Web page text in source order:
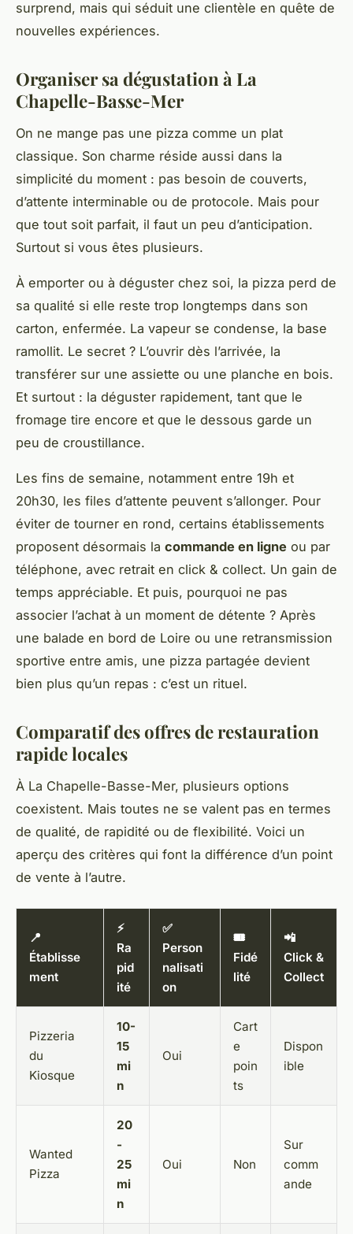
surprend, mais qui séduit une clientèle en quête de
nouvelles expériences.
Organiser sa dégustation à La
Chapelle-Basse-Mer
On ne mange pas une pizza comme un plat
classique. Son charme réside aussi dans la
simplicité du moment : pas besoin de couverts,
d’attente interminable ou de protocole. Mais pour
que tout soit parfait, il faut un peu d’anticipation.
Surtout si vous êtes plusieurs.
À emporter ou à déguster chez soi, la pizza perd de
sa qualité si elle reste trop longtemps dans son
carton, enfermée. La vapeur se condense, la base
ramollit. Le secret ? L’ouvrir dès l’arrivée, la
transférer sur une assiette ou une planche en bois.
Et surtout : la déguster rapidement, tant que le
fromage tire encore et que le dessous garde un
peu de croustillance.
Les fins de semaine, notamment entre 19h et
20h30, les files d’attente peuvent s’allonger. Pour
éviter de tourner en rond, certains établissements
proposent désormais la commande en ligne ou par
téléphone, avec retrait en click & collect. Un gain de
temps appréciable. Et puis, pourquoi ne pas
associer l’achat à un moment de détente ? Après
une balade en bord de Loire ou une retransmission
sportive entre amis, une pizza partagée devient
bien plus qu’un repas : c’est un rituel.
Comparatif des offres de restauration
rapide locales
À La Chapelle-Basse-Mer, plusieurs options
coexistent. Mais toutes ne se valent pas en termes
de qualité, de rapidité ou de flexibilité. Voici un
aperçu des critères qui font la différence d’un point
de vente à l’autre.
📍
Établisse
ment
⚡
Ra
pid
ité
✅
Person
nalisati
on
🎟️
Fidé
lité
📲
Click &
Collect
Pizzeria
du
Kiosque
10-
15
mi
n
Oui
Cart
e
poin
ts
Dispon
ible
Wanted
Pizza
20
-
25
mi
n
Oui Non
Sur
comm
ande